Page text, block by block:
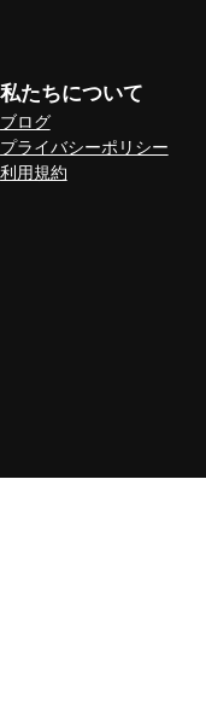
私たちについて
ブログ
プライバシーポリシー
利用規約